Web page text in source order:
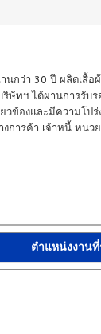
กว่า 30 ปี ผลิตเสื้อ
ษัทฯ ได้ผ่านการ
ข้องและมีความโ
ารค้า เจ้าหนี้ หน่ว
ตำแหน่งงาน